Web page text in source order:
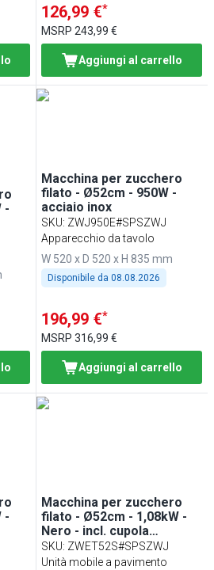
126,99 €*
MSRP243,99 €
Aggiungi al carrello
-
Macchina per zucchero
filato - Ø52cm - 950W -
acciaio inox
SKU: ZWJ950E#SPSZWJ
Apparecchio da tavolo
W 520 x D 520 x H 835 mm
Disponibile da08.08.2026
196,99 €*
MSRP316,99 €
Aggiungi al carrello
-
Macchina per zucchero
filato - Ø52cm - 1,08kW -
Nero - incl. cupola
paraschizzi
SKU: ZWET52S#SPSZWJ
Unità mobile a pavimento